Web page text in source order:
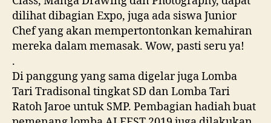
dilihat dibagian Expo, juga ada siswa Junior
Chef yang akan mempertontonkan kemahiran
mereka dalam memasak. Wow, pasti seru ya!
.
Di panggung yang sama digelar juga Lomba
Tari Tradisonal tingkat SD dan Lomba Tari
Ratoh Jaroe untuk SMP. Pembagian hadiah buat